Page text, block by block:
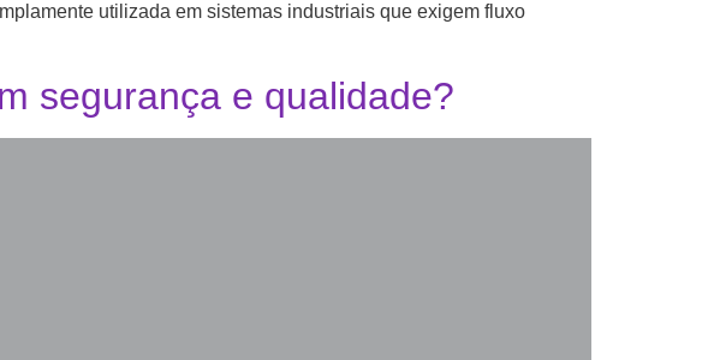
utilizada em sistemas industriais que exigem fluxo
segurança e qualidade?